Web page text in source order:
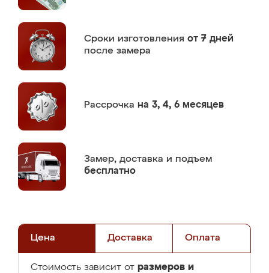
Сроки изготовления от 7 дней
после замера
Рассрочка на 3, 4, 6 месяцев
Замер, доставка и подъем
бесплатно
Цена Доставка Оплата
Стоимость зависит от размеров и